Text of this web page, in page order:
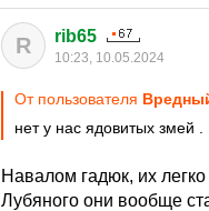
R rib65
10:23, 10.05.2024
От пользователя
нет у нас ядовитых змей .
Навалом гадюк, их
Лубяного они вообще